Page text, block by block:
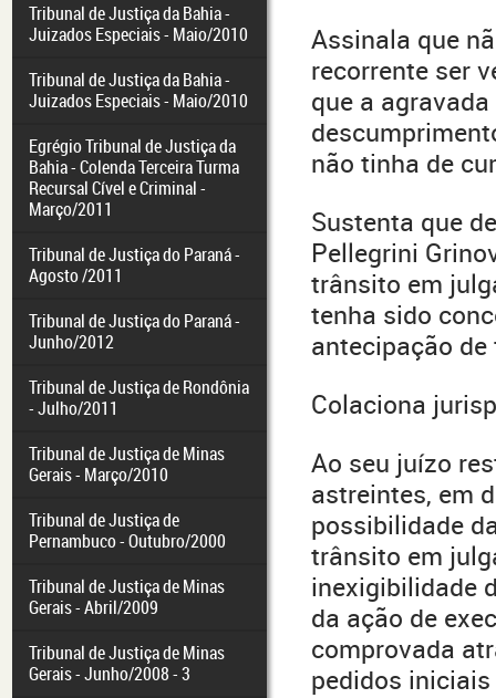
Tribunal de Justiça da Bahia -
Juizados Especiais - Maio/2010
Tribunal de Justiça da Bahia -
Juizados Especiais - Maio/2010
Egrégio Tribunal de Justiça da
Bahia - Colenda Terceira Turma
Recursal Cível e Criminal -
Março/2011
Tribunal de Justiça do Paraná -
Agosto /2011
Tribunal de Justiça do Paraná -
Junho/2012
Tribunal de Justiça de Rondônia
- Julho/2011
Tribunal de Justiça de Minas
Gerais - Março/2010
Tribunal de Justiça de
Pernambuco - Outubro/2000
Tribunal de Justiça de Minas
Gerais - Abril/2009
Tribunal de Justiça de Minas
Gerais - Junho/2008 - 3
Assinala que
recorrente ser
que a
não tinha de
Sustenta que
Pellegrini
trânsito em
tenha sido
antecipação
Colaciona
Ao seu juízo
astreintes, em
possibilidade
trânsito em
inexigibilidade
da ação de
comprovada
pedidos